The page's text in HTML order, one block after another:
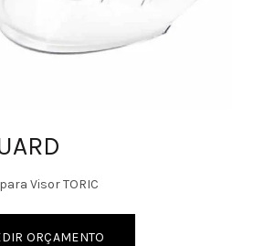
Visor TORIC
ORÇAMENTO